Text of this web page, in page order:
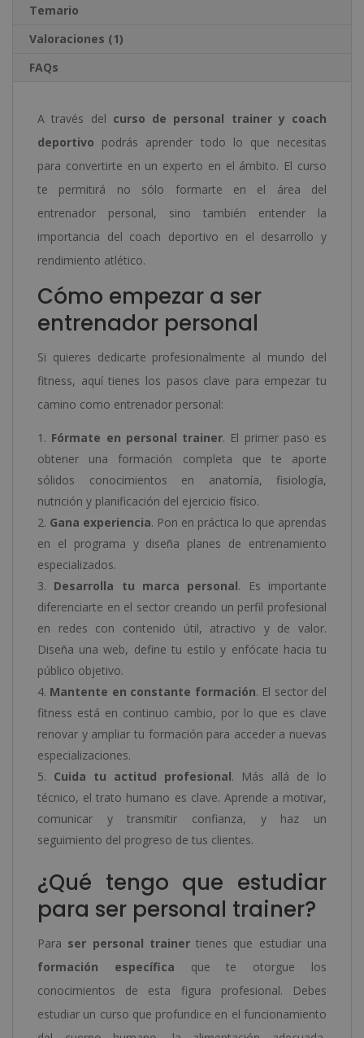
Temario
Valoraciones (1)
FAQs
A través del curso de personal trainer y coach
deportivo podrás aprender todo lo que necesitas
para convertirte en un experto en el ámbito. El curso
te permitirá no sólo formarte en el área del
entrenador personal, sino también entender la
importancia del coach deportivo en el desarrollo y
rendimiento atlético.
Cómo empezar a ser
entrenador personal
Si quieres dedicarte profesionalmente al mundo del
fitness, aquí tienes los pasos clave para empezar tu
camino como entrenador personal:
Fórmate en personal trainer. El primer paso es
obtener una formación completa que te aporte
sólidos conocimientos en anatomía, fisiología,
nutrición y planificación del ejercicio físico.
Gana experiencia. Pon en práctica lo que aprendas
en el programa y diseña planes de entrenamiento
especializados.
Desarrolla tu marca personal. Es importante
diferenciarte en el sector creando un perfil profesional
en redes con contenido útil, atractivo y de valor.
Diseña una web, define tu estilo y enfócate hacia tu
público objetivo.
Mantente en constante formación. El sector del
fitness está en continuo cambio, por lo que es clave
renovar y ampliar tu formación para acceder a nuevas
especializaciones.
Cuida tu actitud profesional. Más allá de lo
técnico, el trato humano es clave. Aprende a motivar,
comunicar y transmitir confianza, y haz un
seguimiento del progreso de tus clientes.
¿Qué tengo que estudiar
para ser personal trainer?
Para ser personal trainertienes que estudiar una
formación específica que te otorgue los
conocimientos de esta figura profesional. Debes
estudiar un curso que profundice en el funcionamiento